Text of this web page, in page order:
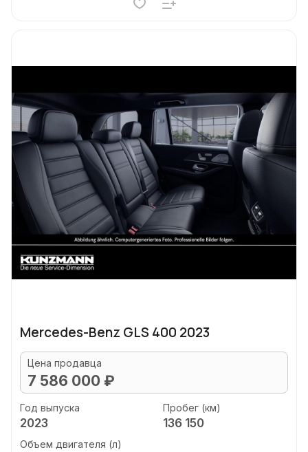
Mercedes-Benz GLS 400 2023
Цена продавца
7 586 000 ₽
Год выпуска
2023
Пробег (км)
136 150
Объем двигателя (л)